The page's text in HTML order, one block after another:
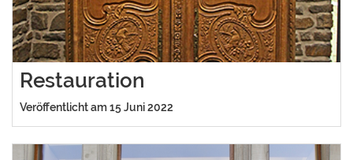
Restauration
Veröffentlicht am 15 Juni 2022